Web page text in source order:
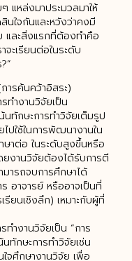
แหล่งมาประมวลมาให้
นใจกันและหวังว่าคงมี
และสิ่งแรกที่ต้องทำคือ
จะเรียนต่อในระดับ
รค้นคว้าอิสระ)
ทำงานวิจัยเป็น
ทักษะการทำวิจัยเต็มรูป
ปใช้ในการพัฒนางานใน
ษาต่อ ในระดับสูงขึ้นหรือ
งานวิจัยต้องได้รับการตี
ารถจบการศึกษาได้
อาจารย์ หรืออาจเป็นที่
ยนเชิงลึก) เหมาะกับผู้ที่
ำงานวิจัยเป็น “การ
ทักษะการทำวิจัยเช่น
จศึกษางานวิจัย เพื่อ